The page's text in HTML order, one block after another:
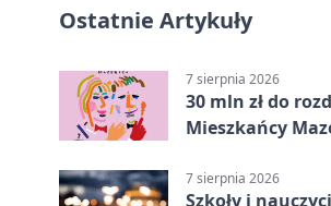
Ostatnie Artykuły
7 sierpnia 2026
30 mln zł do
Mieszkańcy
7 sierpnia 2026
Szkoły i